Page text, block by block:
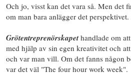
Och jo, visst kan det vara så. Men det
om man bara anlägger det
Grötentreprenörskapethandlade om
med hjälp av sin egen kreativitet och
och var man vill. Om det fanns någon
var det väl "The four hour work week".